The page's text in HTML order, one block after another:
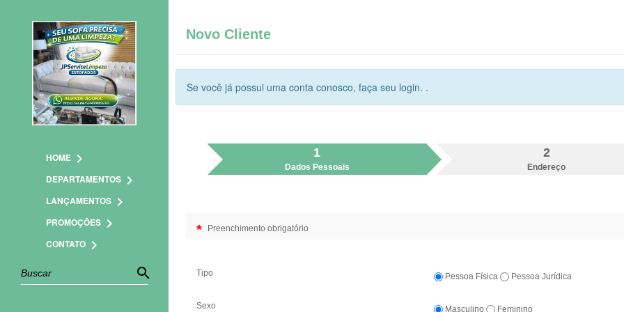
HOME chevron_right
DEPARTAMENTOS chevron_right
LANÇAMENTOS chevron_right
PROMOÇÕES chevron_right
CONTATO chevron_right
search
Novo Cliente
Se você já possui uma conta conosco, faça seu login. .
1
Dados Pessoais
2
Endereço
* Preenchimento obrigatório
Tipo Pessoa Física Pessoa Jurídica
Sexo Masculino Feminino